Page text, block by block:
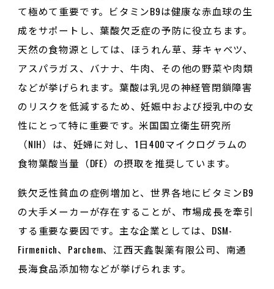
て極めて重要です。ビタミンB9は健康な赤血球の生
成をサポートし、葉酸欠乏症の予防に役立ちます。
天然の食物源としては、ほうれん草、芽キャベツ、
アスパラガス、バナナ、牛肉、その他の野菜や肉類
などが挙げられます。葉酸は乳児の神経管閉鎖障害
のリスクを低減するため、妊娠中および授乳中の女
性にとって特に重要です。米国国立衛生研究所
（NIH）は、妊婦に対し、1日400マイクログラムの
食物葉酸当量（DFE）の摂取を推奨しています。
鉄欠乏性貧血の症例増加と、世界各地にビタミンB9
の大手メーカーが存在することが、市場成長を牽引
する重要な要因です。主な企業としては、DSM-
Firmenich、Parchem、江西天鑫製薬有限公司、南通
長海食品添加物などが挙げられます。